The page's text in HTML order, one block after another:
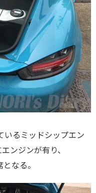
いるミッドシップエン
ンジンが有り、
なる。